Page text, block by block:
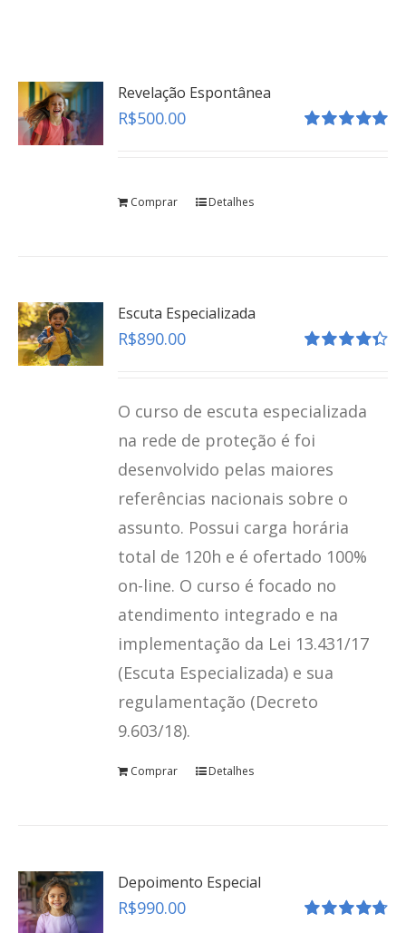
Revelação Espontânea
R$500.00
Comprar Detalhes
Escuta Especializada
R$890.00
O curso de escuta especializada
na rede de proteção é foi
desenvolvido pelas maiores
referências nacionais sobre o
assunto. Possui carga horária
total de 120h e é ofertado 100%
on-line. O curso é focado no
atendimento integrado e na
implementação da Lei 13.431/17
(Escuta Especializada) e sua
regulamentação (Decreto
9.603/18).
Comprar Detalhes
Depoimento Especial
R$990.00